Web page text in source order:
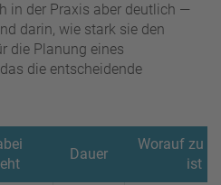
in der Praxis aber deutlich —
darin, wie stark sie den
die Planung eines
die entscheidende
Dauer
Worauf zu
ist